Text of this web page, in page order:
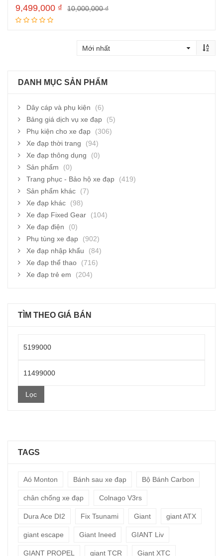
10,000,000₫
9,499,000 ₫
DANH MỤC SẢN PHẨM
Dây cáp và phụ kiện
(6)
Bảng giá dịch vụ xe đạp
(5)
Phụ kiện cho xe đạp
(306)
Xe đạp thời trang
(94)
Xe đạp thông dụng
(0)
Sản phẩm
(0)
Trang phục - Bảo hộ xe đạp
(419)
Sản phẩm khác
(7)
Xe đạp khác
(98)
Xe đạp Fixed Gear
(104)
Xe đạp điện
(0)
Phụ tùng xe đạp
(902)
Xe đạp nhập khẩu
(84)
Xe đạp thể thao
(716)
Xe đạp trẻ em
(204)
TÌM THEO GIÁ BÁN
nhất
cao
nhất
Lọc
TAGS
Aó Monton Bánh sau xe đạp Bộ Bánh Carbon
chân chống xe đạp Colnago V3rs
Dura Ace DI2 Fix Tsunami Giant giant ATX
giant escape Giant Ineed GIANT Liv
GIANT PROPEL giant TCR Giant XTC